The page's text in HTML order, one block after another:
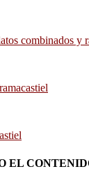
combinados y
EL